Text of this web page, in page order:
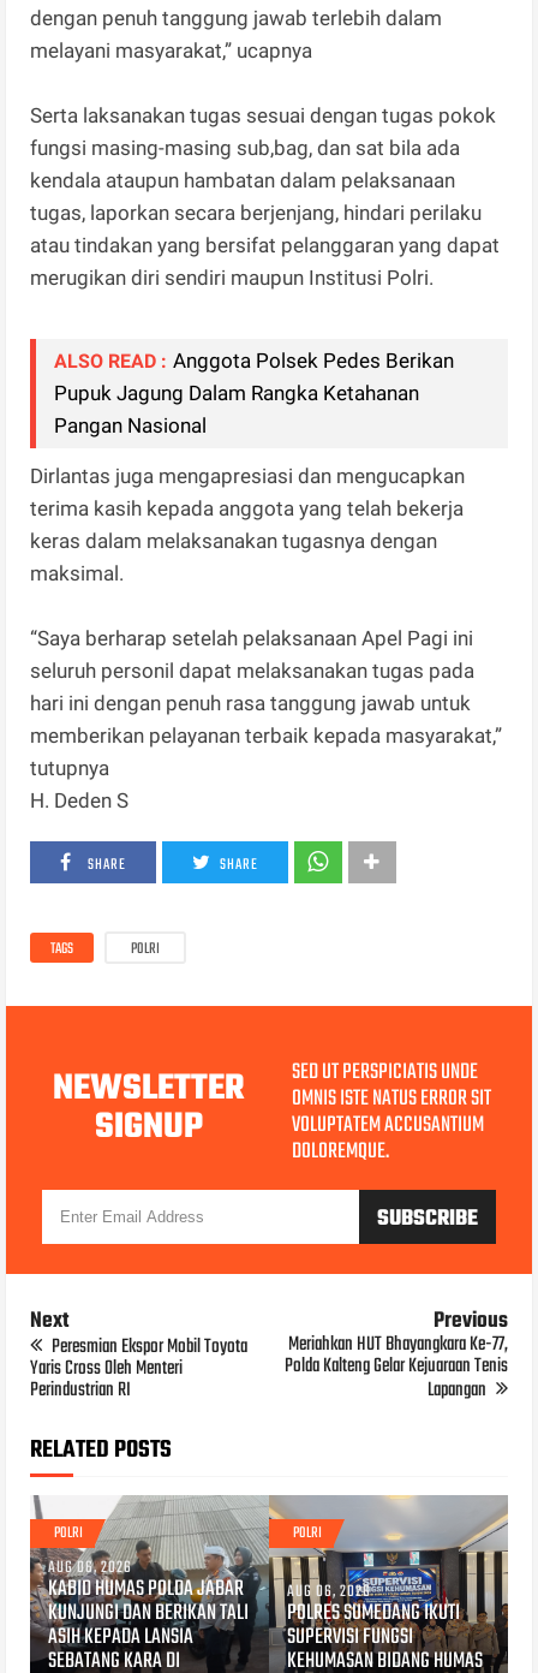
dengan penuh tanggung jawab terlebih dalam
melayani masyarakat,” ucapnya
Serta laksanakan tugas sesuai dengan tugas pokok
fungsi masing-masing sub,bag, dan sat bila ada
kendala ataupun hambatan dalam pelaksanaan
tugas, laporkan secara berjenjang, hindari perilaku
atau tindakan yang bersifat pelanggaran yang dapat
merugikan diri sendiri maupun Institusi Polri.
ALSO READ : Anggota Polsek Pedes Berikan
Pupuk Jagung Dalam Rangka Ketahanan
Pangan Nasional
Dirlantas juga mengapresiasi dan mengucapkan
terima kasih kepada anggota yang telah bekerja
keras dalam melaksanakan tugasnya dengan
maksimal.
“Saya berharap setelah pelaksanaan Apel Pagi ini
seluruh personil dapat melaksanakan tugas pada
hari ini dengan penuh rasa tanggung jawab untuk
memberikan pelayanan terbaik kepada masyarakat,”
tutupnya
H. Deden S
SHARE SHARE
TAGS POLRI
NEWSLETTER
SIGNUP
SED UT PERSPICIATIS UNDE
OMNIS ISTE NATUS ERROR SIT
VOLUPTATEM ACCUSANTIUM
DOLOREMQUE.
Next
Peresmian Ekspor Mobil Toyota
Yaris Cross Oleh Menteri
Perindustrian RI
Previous
Meriahkan HUT Bhayangkara Ke-77,
Polda Kalteng Gelar Kejuaraan Tenis
Lapangan
RELATED POSTS
POLRI
AUG 06, 2026
KABID HUMAS POLDA JABAR
KUNJUNGI DAN BERIKAN TALI
ASIH KEPADA LANSIA
SEBATANG KARA DI
POLRI
AUG 06, 2026
POLRES SUMEDANG IKUTI
SUPERVISI FUNGSI
KEHUMASAN BIDANG HUMAS